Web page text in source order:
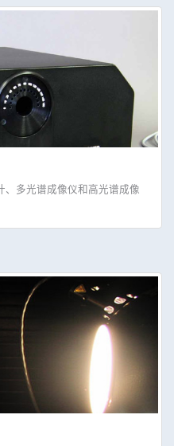
、多光谱成像仪和高光谱成像